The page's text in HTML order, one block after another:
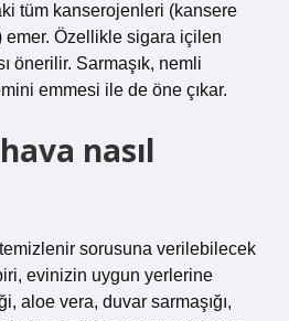
tüm kanserojenleri (kansere
Özellikle sigara içilen
önerilir. Sarmaşık, nemli
emmesi ile de öne çıkar.
nasıl
temizlenir sorusuna verilebilecek
evinizin uygun yerlerine
aloe vera, duvar sarmaşığı,